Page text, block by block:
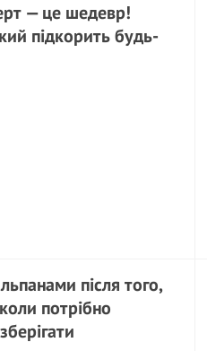
— це шедевр!
підкорить будь-